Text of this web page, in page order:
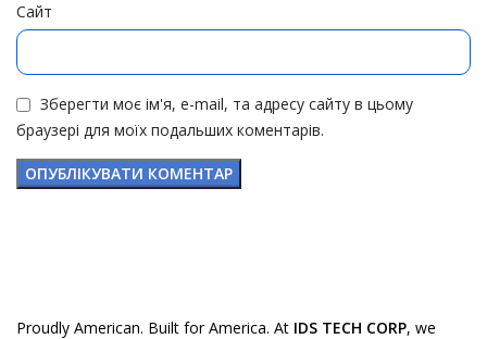
Сайт
Зберегти моє ім'я, e-mail, та адресу сайту в цьому
браузері для моїх подальших коментарів.
Proudly American. Built for America. At IDS TECH CORP, we